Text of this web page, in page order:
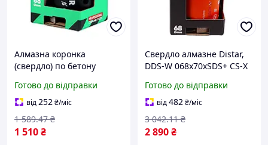
Алмазна коронка
(свердло) по бетону
M16 / SDS+ KRONE PRO
для отворів під розетки в
цеглі, газобетоні
Готово до відправки
від252₴/міс
1 510₴
1 589.47 ₴
Свердло алмазне Distar,
DDS-W 068x70xSDS+ CS-X
свердління отворів
Готово до відправки
від482₴/міс
2 890₴
3 042.11 ₴